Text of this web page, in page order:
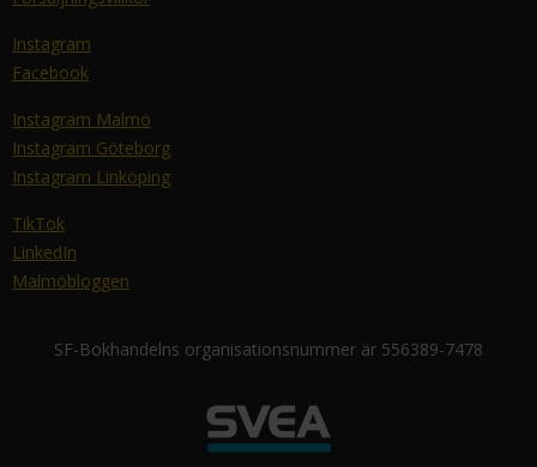
Instagram
Facebook
Instagram Malmö
Instagram Göteborg
Instagram Linköping
TikTok
LinkedIn
Malmöbloggen
SF-Bokhandelns organisationsnummer är 556389-7478